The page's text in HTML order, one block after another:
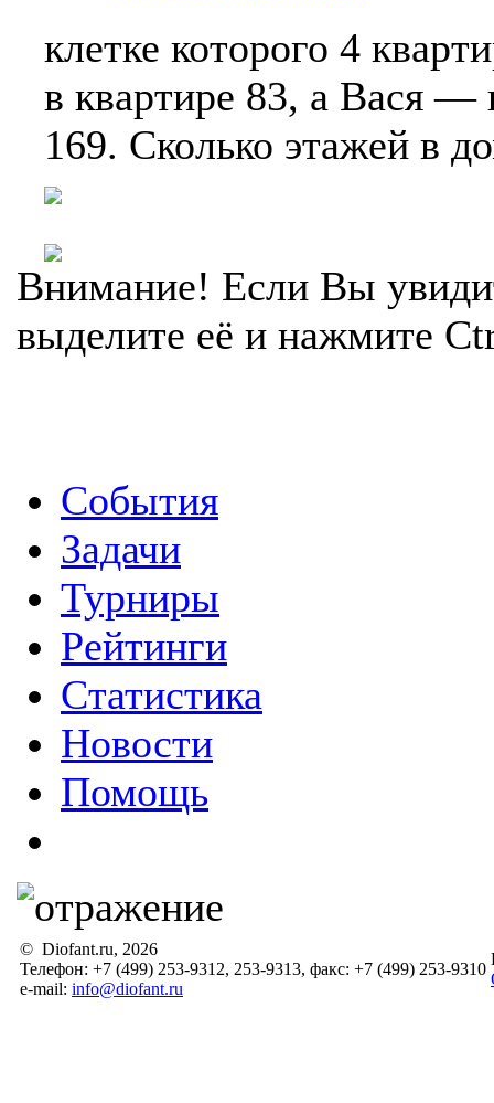
клетке которого 4
в квартире 83, а Вася —
169. Сколько этажей в
Внимание! Если Вы
выделите её и нажмите
События
Задачи
Турниры
Рейтинги
Статистика
Новости
Помощь
© Diofant.ru, 2026
Телефон: +7 (499) 253-9312, 253-9313, факс: +7 (499) 253-9310
e-mail: info@diofant.ru